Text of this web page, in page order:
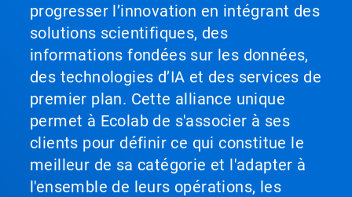
progresser l’innovation en intégrant des
solutions scientifiques, des
informations fondées sur les données,
des technologies d’IA et des services de
premier plan. Cette alliance unique
permet à Ecolab de s'associer à ses
clients pour définir ce qui constitue le
meilleur de sa catégorie et l'adapter à
l'ensemble de leurs opérations, les